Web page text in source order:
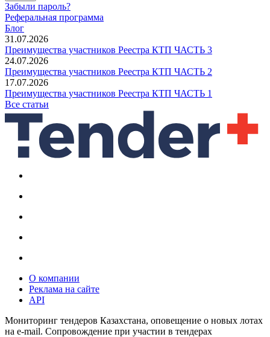
Забыли пароль?
Реферальная программа
Блог
31.07.2026
Преимущества участников Реестра КТП ЧАСТЬ 3
24.07.2026
Преимущества участников Реестра КТП ЧАСТЬ 2
17.07.2026
Преимущества участников Реестра КТП ЧАСТЬ 1
Все статьи
О компании
Реклама на сайте
API
Мониторинг тендеров Казахстана, оповещение о новых лотах
на e-mail. Сопровождение при участии в тендерах